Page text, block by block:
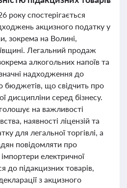
року спостерігається
акцизного податку у
зокрема на Волині,
Легальний продаж
алкогольних напоїв та
надходження до
бюджетів, що свідчить про
дисципліни серед бізнесу.
на важливості
наявності ліцензій та
для легальної торгівлі, а
повідомляти про
електричної
до підакцизних товарів,
з акцизного